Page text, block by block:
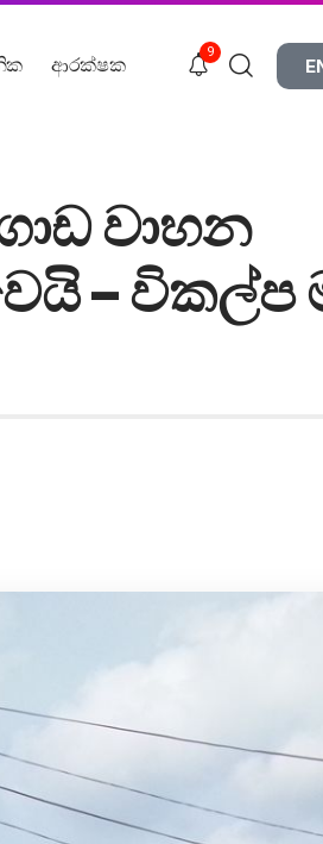
ආරක්ෂක
9
වාහන
– විකල්ප